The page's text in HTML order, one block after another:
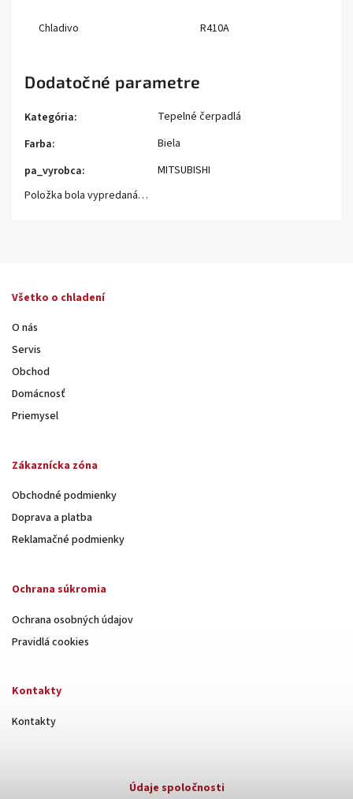
Chladivo R410A
Dodatočné parametre
Kategória:
Tepelné čerpadlá
Farba:
Biela
pa_vyrobca:
MITSUBISHI
Položka bola vypredaná…
Všetko o chladení
O nás
Servis
Obchod
Domácnosť
Priemysel
Zákaznícka zóna
Obchodné podmienky
Doprava a platba
Reklamačné podmienky
Ochrana súkromia
Ochrana osobných údajov
Pravidlá cookies
Kontakty
Kontakty
Údaje spoločnosti